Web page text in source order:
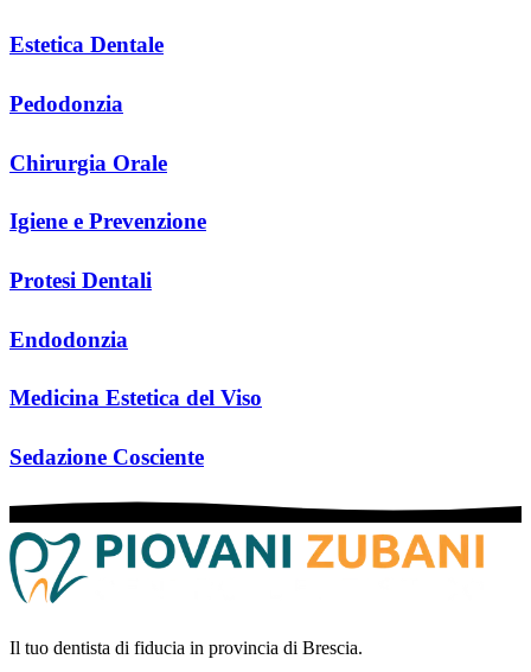
Estetica Dentale
Pedodonzia
Chirurgia Orale
Igiene e Prevenzione
Protesi Dentali
Endodonzia
Medicina Estetica del Viso
Sedazione Cosciente
Il tuo dentista di fiducia in provincia di Brescia.